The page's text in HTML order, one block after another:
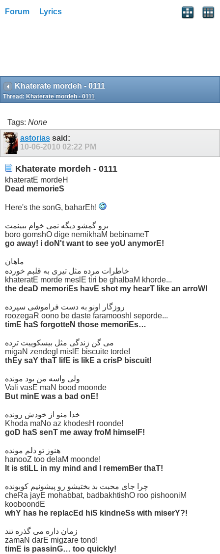
Forum Lyrics
Khaterate mordeh - 0111
Thread: Khaterate mordeh - 0111
Tags: None
astoriassaid:
10-06-2010 02:22 PM
Khaterate mordeh - 0111
khateratE mordeH
Dead memorieS
Here's the sonG, baharEh!
برو گمشو دیگه نمی خوام ببینمت
boro gomshO dige nemikhaM bebinameT
go away! i doN't want to see yoU anymorE!
ماهان
خاطرات مرده مثل تیری به قلبم خورده
khateratE morde meslE tiri be ghalbaM khorde...
the deaD memoriEs havE shot my hearT like an arroW!
روزگار اونو به دست فراموشی سپرده
roozegaR oono be daste faramooshI seporde...
timE haS forgotteN those memoriEs…
می گن زندگی مثل بیسکوییت ترده
migaN zendegI mislE biscuite torde!
thEy saY thaT lifE is likE a crisP biscuit!
ولی واسه من بود مونده
Vali vasE maN bood moonde
But minE was a bad onE!
خدا منو از خودش رونده
Khoda maNo az khodesH roonde!
goD haS senT me away froM himselF!
هنوز تو دلم مونده
hanooZ too delaM moonde!
It is stiLL in my mind and I rememBer thaT!
چرا جای محبت بد بختیشو رو پیشونیم کوبونده
cheRa jayE mohabbat, badbakhtishO roo pishooniM
kooboondE
whY has he replacEd hiS kindneSs with miserY?!
زمان داره می گذره تند
zamaN darE migzare tond!
timE is passinG… too quickly!